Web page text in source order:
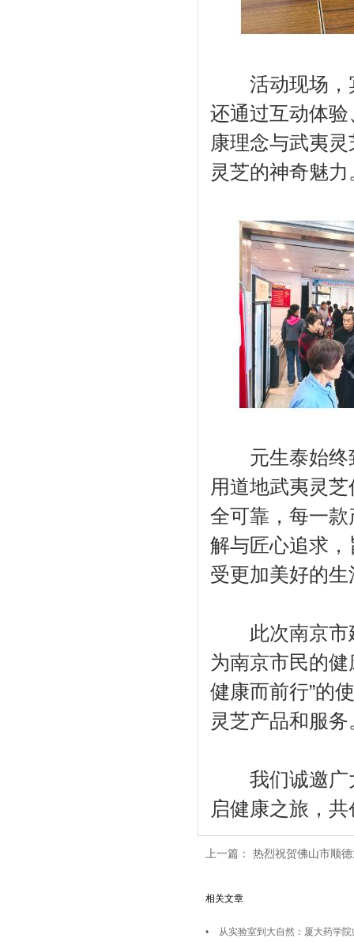
活动现场，宾
还通过互动体
康理念与武夷
灵芝的神奇魅力
元生泰始终致
用道地武夷灵
全可靠，每一
解与匠心追求
受更加美好的生
此次南京市建
为南京市民的
健康而前行”的
灵芝产品和服务
我们诚邀广大
启健康之旅，
上一篇： 热烈祝贺佛山市顺
相关文章
•
从实验室到大自然：厦大药学